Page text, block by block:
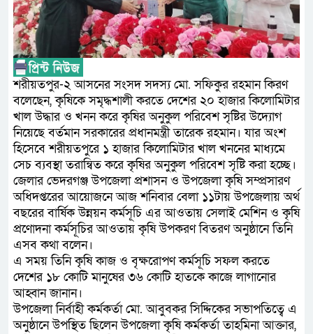
ফিলিপাইনের দক্ষিণ উপকূলে
আগস্টের শেষ সপ্তাহে খুলছে
শরীয়তপুর-২ আসনের সংসদ সদস্য মো. সফিকুর রহমান কিরণ
বলেছেন, কৃষিকে সমৃদ্ধশালী করতে দেশের ২০ হাজার কিলোমিটার
খাল উদ্ধার ও খনন করে কৃষির অনুকুল পরিবেশ সৃষ্টির উদ্যোগ
নিয়েছে বর্তমান সরকারের প্রধানমন্ত্রী তারেক রহমান। যার অংশ
হিসেবে শরীয়তপুরে ১ হাজার কিলোমিটার খাল খননের মাধ্যমে
সেচ ব্যবস্থা তরান্বিত করে কৃষির অনুকুল পরিবেশ সৃষ্টি করা হচ্ছে।
জেলার ভেদরগঞ্জ উপজেলা প্রশাসন ও উপজেলা কৃষি সম্প্রসারণ
অধিদপ্তরের আয়োজনে আজ শনিবার বেলা ১১টায় উপজেলায় অর্থ
বছরের বার্ষিক উন্নয়ন কর্মসূচি এর আওতায় সেলাই মেশিন ও কৃষি
প্রণোদনা কর্মসূচির আওতায় কৃষি উপকরণ বিতরণ অনুষ্ঠানে তিনি
এসব কথা বলেন।
এ সময় তিনি কৃষি কাজ ও বৃক্ষরোপণ কর্মসূচি সফল করতে
দেশের ১৮ কোটি মানুষের ৩৬ কোটি হাতকে কাজে লাগানোর
আহ্বান জানান।
উপজেলা নির্বাহী কর্মকর্তা মো. আবুবকর সিদ্দিকের সভাপতিত্বে এ
অনুষ্ঠানে উপস্থিত ছিলেন উপজেলা কৃষি কর্মকর্তা তাহমিনা আক্তার,